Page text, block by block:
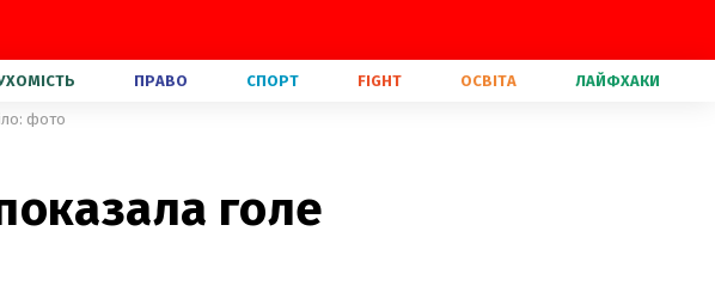
ПРАВО СПОРТ FIGHT ОСВІТА ЛАЙФХАКИ
фото
голе